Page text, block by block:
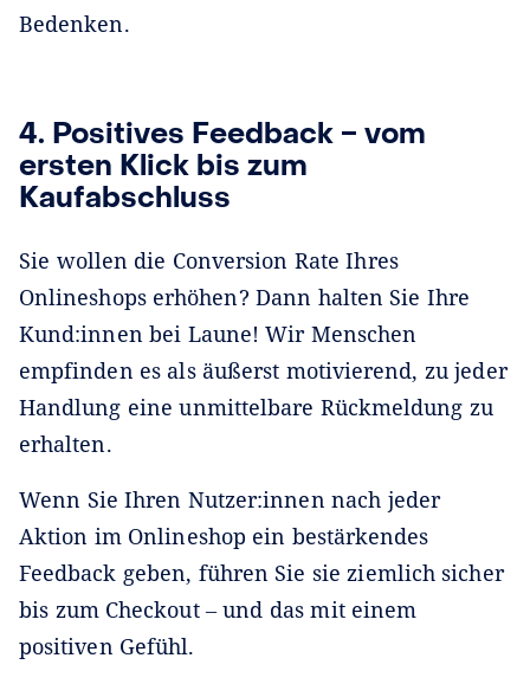
Bedenken.
4. Positives Feedback ‒ vom
ersten Klick bis zum
Kaufabschluss
Sie wollen die Conversion Rate Ihres
Onlineshops erhöhen? Dann halten Sie Ihre
Kund:innen bei Laune! Wir Menschen
empfinden es als äußerst motivierend, zu jeder
Handlung eine unmittelbare Rückmeldung zu
erhalten.
Wenn Sie Ihren Nutzer:innen nach jeder
Aktion im Onlineshop ein bestärkendes
Feedback geben, führen Sie sie ziemlich sicher
bis zum Checkout ‒ und das mit einem
positiven Gefühl.